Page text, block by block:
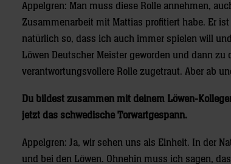
Appelgren: Man muss diese Rolle annehmen,
Zusammenarbeit mit Mattias profitiert habe. Er
natürlich so, dass ich auch immer spielen will
Löwen Deutscher Meister geworden und dann
verantwortungsvollere Rolle zugetraut. Aber ab
Du bildest zusammen mit deinem Löwen-
jetzt das schwedische Torwartgespann.
Appelgren: Ja, wir sehen uns als Einheit. In der
und bei den Löwen. Ohnehin muss ich sagen,